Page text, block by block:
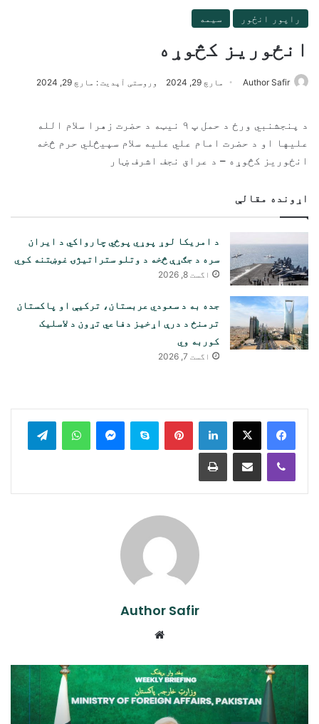
راپور انځور سیمه
انځوريز کڅوړه
Author Safir مارچ 29, 2024 وروستی آپدیت : مارچ 29, 2024
د پنجشنبي ورځ د حمل پ ٩ نيټه د حضرت زهرا سلام الله
عليها او د حضرت امام علي عليه سلام سپيڅلي حرم څخه
انځوريز کڅوړه – د عراق نجف اشرف ښار
اړونده مقالې
د امریکا لوړ پوړي پوځي چارواکي د ایران
سره د جګړې څخه د وتلو ستراتیژۍ غوښتنه کوي
اگست 8, 2026
جده به د سعودي عربستان، ترکیې او پاکستان
ترمنځ د درې اړخیز دفاعي تړون د لاسلیک
کوربه وي
اگست 7, 2026
LinkedIn
Pinterest
Skype
Messenger
WhatsApp
Viber
Share via Email
Print
Author Safir